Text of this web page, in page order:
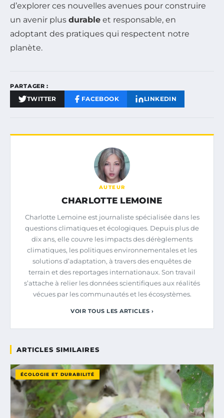
d’explorer ces nouvelles avenues pour construire
un avenir plus durable et responsable, en
adoptant des pratiques qui respectent notre
planète.
PARTAGER :
TWITTER FACEBOOK LINKEDIN
AUTEUR
CHARLOTTE LEMOINE
Charlotte Lemoine est journaliste spécialisée dans les
questions climatiques et écologiques. Depuis plus de
dix ans, elle couvre les impacts des dérèglements
climatiques, les politiques environnementales et les
solutions d’adaptation, à travers des enquêtes de
terrain et des reportages internationaux. Son travail
s’attache à relier les données scientifiques aux réalités
vécues par les communautés et les écosystèmes.
VOIR TOUS LES ARTICLES ›
ARTICLES SIMILAIRES
ÉCOLOGIE ET DURABILITÉ